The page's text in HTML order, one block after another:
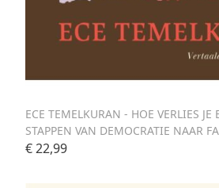
ECE TEMELKURAN - HOE VERLIES
STAPPEN VAN DEMOCRATIE NAAR
€ 22,99